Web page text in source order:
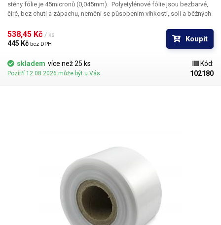
stěny fólie je 45micronů (0,045mm). ​Polyetylénové fólie jsou bezbarvé,
čiré, bez chuti a zápachu, nemění se působením vlhkosti, soli a běžných
odolné proti mrazu a vlhkosti. Fólie je vhodná pro výrobu pytlů, sáčků a
obalů jakéhokoliv zboží. PE fólie jsou zdravotně nezávadné, 100%
recyklovatelné a jsou vhodné i pro balení potravin (certifikát k
dispozici). Jako obalový prostředek splňují požadavky zákona č.
477/2001 Sb. (zákon o obalech). Ideální pro svařování všemi impulsními
svářečkami z naší nabídky. Cena je za roli 200 metrů. Materiál: LD-PE
(Low Density Polyethylen) Tloušťka materiálu: 45micron (0,045mm)*2
538,45 Kč / ks
445 Kč bez DPH
Koupit
skladem více než 25 ks
Pozítří 12.08.2026 může být u Vás
Kód:
102180